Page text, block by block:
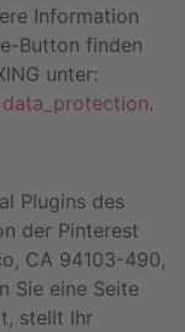
Information
Button finden
unter:
.
Plugins des
der Pinterest
CA 94103-490,
Sie eine Seite
stellt Ihr